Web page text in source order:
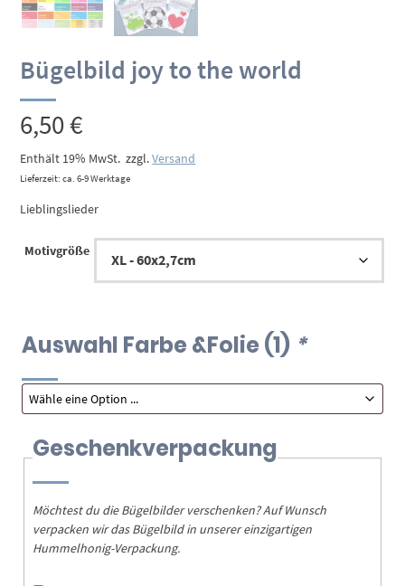
Bügelbild joy to the world
6,50€
Enthält 19% MwSt. zzgl.Versand
Lieferzeit: ca. 6-9 Werktage
Lieblingslieder
Motivgröße
Auswahl Farbe &Folie (1) *
Geschenkverpackung
Möchtest du die Bügelbilder verschenken? Auf Wunsch
verpacken wir das Bügelbild in unserer einzigartigen
Hummelhonig-Verpackung.